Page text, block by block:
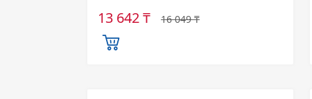
16 049 ₸
13 642 ₸